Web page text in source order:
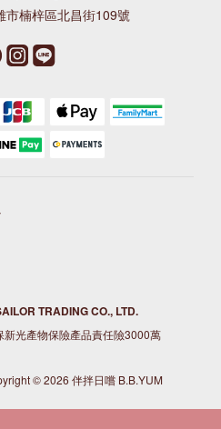
市楠梓區北昌街109號
TRADING CO., LTD.
光產物保險產品責任險3000萬
© 2026 伴拌日嚐 B.B.YUM